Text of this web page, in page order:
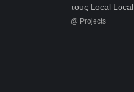
τους Local Local
@ Projects